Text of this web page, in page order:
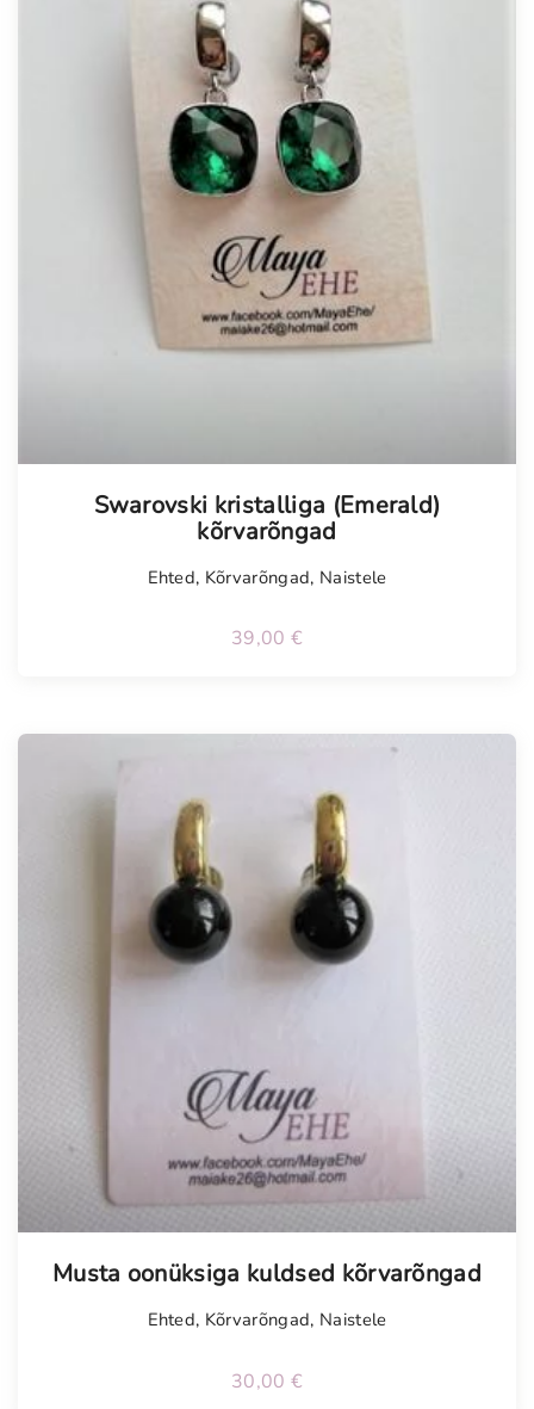
Swarovski kristalliga (Emerald)
kõrvarõngad
Ehted, Kõrvarõngad, Naistele
39,00 €
Musta oonüksiga kuldsed kõrvarõngad
Ehted, Kõrvarõngad, Naistele
30,00 €